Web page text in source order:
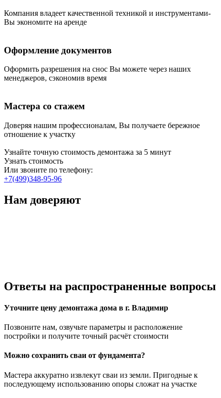
Компания владеет качественной техникой и инструментами-
Вы экономите на аренде
Оформление документов
Оформить разрешения на снос Вы можете через наших
менеджеров, сэкономив время
Мастера со стажем
Доверяя нашим профессионалам, Вы получаете бережное
отношение к участку
Узнайте точную стоимость демонтажа за 5 минут
Узнать стоимость
Или звоните по телефону:
+7(499)348-95-96
Нам доверяют
Ответы на распространенные вопросы
Уточните цену демонтажа дома в г. Владимир
Позвоните нам, озвучьте параметры и расположение
постройки и получите точный расчёт стоимости
Можно сохранить сваи от фундамента?
Мастера аккуратно извлекут сваи из земли. Пригодные к
последующему использованию опоры сложат на участке